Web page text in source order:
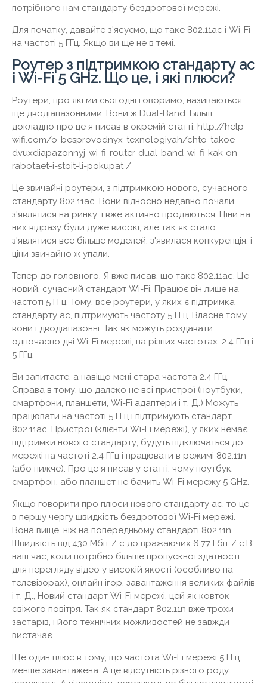
потрібного нам стандарту бездротової мережі.
Для початку, давайте з'ясуємо, що таке 802.11ac і Wi-Fi
на частоті 5 ГГц. Якщо ви ще не в темі.
Роутер з підтримкою стандарту ac
і Wi-Fi 5 GHz. Що це, і які плюси?
Роутери, про які ми сьогодні говоримо, називаються
ще дводіапазонними. Вони ж Dual-Band. Більш
докладно про це я писав в окремій статті: http://help-
wifi.com/o-besprovodnyx-texnologiyah/chto-takoe-
dvuxdiapazonnyj-wi-fi-router-dual-band-wi-fi-kak-on-
rabotaet-i-stoit-li-pokupat /
Це звичайні роутери, з підтримкою нового, сучасного
стандарту 802.11ac. Вони відносно недавно почали
з'являтися на ринку, і вже активно продаються. Ціни на
них відразу були дуже високі, але так як стало
з'являтися все більше моделей, з'явилася конкуренція, і
ціни звичайно ж упали.
Тепер до головного. Я вже писав, що таке 802.11ac. Це
новий, сучасний стандарт Wi-Fi. Працює він лише на
частоті 5 ГГц. Тому, все роутери, у яких є підтримка
стандарту ac, підтримують частоту 5 ГГц. Власне тому
вони і дводіапазонні. Так як можуть роздавати
одночасно дві Wi-Fi мережі, на різних частотах: 2.4 ГГц і
5 ГГц.
Ви запитаєте, а навіщо мені стара частота 2.4 ГГц.
Справа в тому, що далеко не всі пристрої (ноутбуки,
смартфони, планшети, Wi-Fi адаптери і т. Д.) Можуть
працювати на частоті 5 ГГц і підтримують стандарт
802.11ac. Пристрої (клієнти Wi-Fi мережі), у яких немає
підтримки нового стандарту, будуть підключаться до
мережі на частоті 2.4 ГГц і працювати в режимі 802.11n
(або нижче). Про це я писав у статті: чому ноутбук,
смартфон, або планшет не бачить Wi-Fi мережу 5 GHz.
Якщо говорити про плюси нового стандарту ac, то це
в першу чергу швидкість бездротової Wi-Fi мережі.
Вона вище, ніж на попередньому стандарті 802.11n.
Швидкість від 430 Мбіт / с до вражаючих 6.77 Гбіт / с.В
наш час, коли потрібно більше пропускної здатності
для перегляду відео у високій якості (особливо на
телевізорах), онлайн ігор, завантаження великих файлів
і т. Д., Новий стандарт Wi-Fi мережі, цей як ковток
свіжого повітря. Так як стандарт 802.11n вже трохи
застарів, і його технічних можливостей не завжди
вистачає.
Ще один плюс в тому, що частота Wi-Fi мережі 5 ГГц
менше завантажена. А це відсутність різного роду